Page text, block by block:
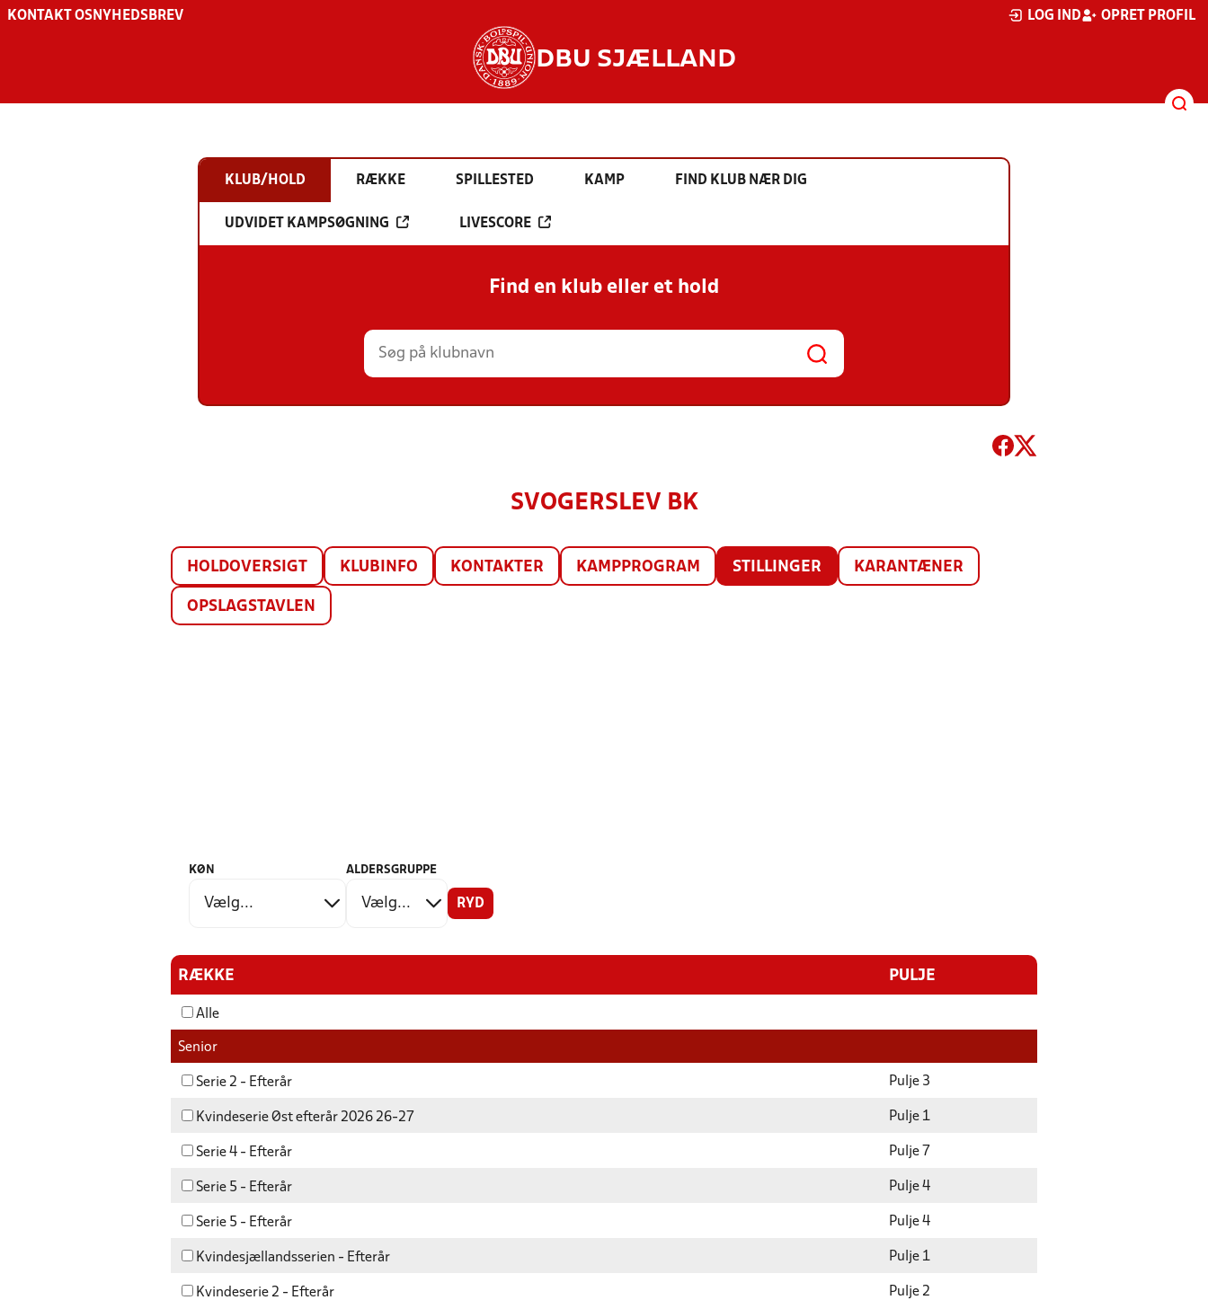
KONTAKT OS NYHEDSBREV LOG IND OPRET PROFIL
DBU SJÆLLAND
KLUB/HOLD RÆKKE SPILLESTED KAMP FIND KLUB NÆR DIG
UDVIDET KAMPSØGNING LIVESCORE
Find en klub eller et hold
SVOGERSLEV BK
HOLDOVERSIGT KLUBINFO KONTAKTER KAMPPROGRAM STILLINGER KARANTÆNER
OPSLAGSTAVLEN
KØN ALDERSGRUPPE
RYD
RÆKKE PULJE
Alle
Senior
Serie 2 - Efterår Pulje 3
Kvindeserie Øst efterår 2026 26-27 Pulje 1
Serie 4 - Efterår Pulje 7
Serie 5 - Efterår Pulje 4
Serie 5 - Efterår Pulje 4
Kvindesjællandsserien - Efterår Pulje 1
Kvindeserie 2 - Efterår Pulje 2